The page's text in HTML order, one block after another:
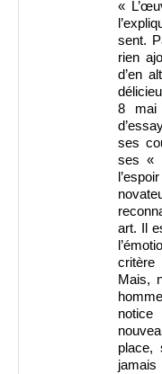
«
sent.
rien
d’en
8 mai
ses
ses «
art. Il
critère
Mais,
notice
place,